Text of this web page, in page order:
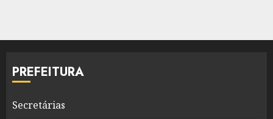
PREFEITURA
Secretárias